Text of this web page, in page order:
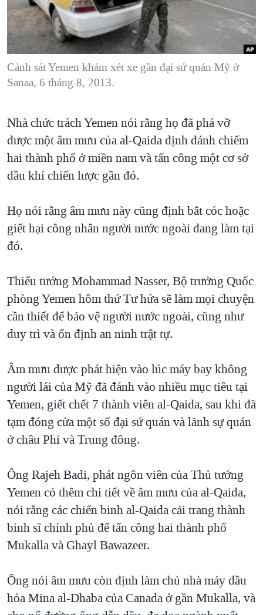
"Tìm"NGƯỜI VIỆT HẢI NGOẠI
ĐỜI SỐNG
KINH TẾ
VĂN HOÁ
THỂ THAO
GIÁO DỤC
TẠI
HÀNH TRÌNH BẦU CỬ 2024
MỘT NĂM CHIẾN TRANH TẠI DẢI GAZA
GIẢI MÃ VÀNH ĐAI & CON ĐƯỜNG
NGÀY TỊ NẠN THẾ GIỚI
GROUND ZERO – XƯA VÀ NAY
CHI PHÍ CHIẾN TRANH AFGHANISTAN
CÁC GIÁ TRỊ CỘNG HÒA Ở VIỆT NAM
TRỊNH VĨNH BÌNH VS. CHÍNH PHỦ VIỆT NAM
NGƯ DÂN VIỆT VÀ LÀN SÓNG TRỘM HẢI SÂM
QUAN HỆ VIỆT MỸ
VIDEO
NGHE
MẠNG XÃ HỘI
Ngôn ngữ khác
Cảnh sát Yemen khám xét xe gần đại sứ quán Mỹ ở
Sanaa, 6 tháng 8, 2013.
Nhà chức trách Yemen nói rằng họ đã phá vỡ
được một âm mưu của al-Qaida định đánh chiếm
hai thành phố ở miền nam và tấn công một cơ sở
dầu khí chiến lược gần đó.
Họ nói rằng âm mưu này cũng định bắt cóc hoặc
giết hại công nhân người nước ngoài đang làm tại
đó.
Thiếu tướng Mohammad Nasser, Bộ trưởng Quốc
phòng Yemen hôm thứ Tư hứa sẽ làm mọi chuyện
cần thiết để bảo vệ người nước ngoài, cũng như
duy trì và ổn định an ninh trật tự.
Âm mưu được phát hiện vào lúc máy bay không
người lái của Mỹ đã đánh vào nhiều mục tiêu tại
Yemen, giết chết 7 thành viên al-Qaida, sau khi đã
tạm đóng cửa một số đại sứ quán và lãnh sự quán
ở châu Phi và Trung đông.
Ông Rajeh Badi, phát ngôn viên của Thủ tướng
Yemen có thêm chi tiết về âm mưu của al-Qaida,
nói rằng các chiến binh al-Qaida cải trang thành
binh sĩ chính phủ để tấn công hai thành phố
Mukalla và Ghayl Bawazeer.
Ông nói âm mưu còn định làm chủ nhà máy dầu
hỏa Mina al-Dhaba của Canada ở gần Mukalla, và